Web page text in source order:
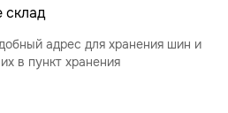
склад
адрес для хранения шин и
в пункт хранения